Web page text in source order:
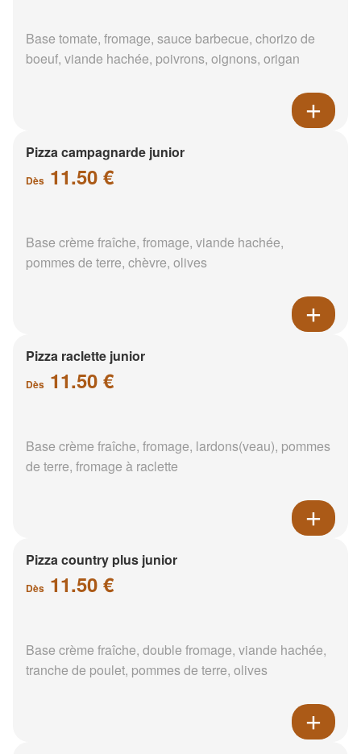
Base tomate, fromage, sauce barbecue, chorizo de
boeuf, viande hachée, poivrons, oignons, origan
Pizza campagnarde junior
Dès 11.50 €
Base crème fraîche, fromage, viande hachée,
pommes de terre, chèvre, olives
Pizza raclette junior
Dès 11.50 €
Base crème fraîche, fromage, lardons(veau), pommes
de terre, fromage à raclette
Pizza country plus junior
Dès 11.50 €
Base crème fraîche, double fromage, viande hachée,
tranche de poulet, pommes de terre, olives